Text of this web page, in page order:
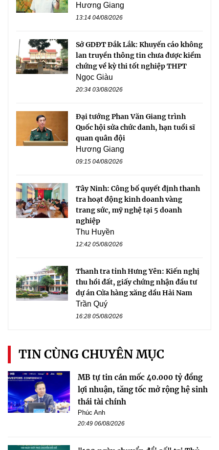
Hương Giang
13:14 04/08/2026
Sở GDĐT Đắk Lắk: Khuyến cáo không
lan truyền thông tin chưa được kiểm
chứng về kỳ thi tốt nghiệp THPT
Ngọc Giàu
20:34 03/08/2026
Đại tướng Phan Văn Giang trình
Quốc hội sửa chức danh, hạn tuổi sĩ
quan quân đội
Hương Giang
09:15 04/08/2026
Tây Ninh: Công bố quyết định thanh
tra hoạt động kinh doanh vàng
trang sức, mỹ nghệ tại 5 doanh
nghiệp
Thu Huyền
12:42 05/08/2026
Thanh tra tỉnh Hưng Yên: Kiến nghị
thu hồi đất, giấy chứng nhận đầu tư
dự án Cửa hàng xăng dầu Hải Nam
Trần Quý
16:28 05/08/2026
TIN CÙNG CHUYÊN MỤC
MB tự tin cán mốc 40.000 tỷ đồng
lợi nhuận, tăng tốc mở rộng hệ sinh
thái tài chính
Phúc Anh
20:49 06/08/2026